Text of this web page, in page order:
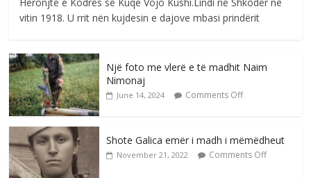
vitin 1918. U rrit nën kujdesin e dajove mbasi prindërit
Një foto me vlerë e të madhit Naim
Nimonaj
June 14, 2024 Comments Off
Shote Galica emër i madh i mëmëdheut
November 21, 2022 Comments Off